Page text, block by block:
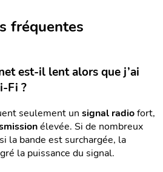
fréquentes
est-il lent alors que j’ai
Fi ?
seulement un signal radiofort,
élevée. Si de nombreux
la bande est surchargée, la
la puissance du signal.